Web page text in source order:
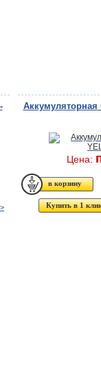
Аккумуляторная
Цена:
Купить в 1